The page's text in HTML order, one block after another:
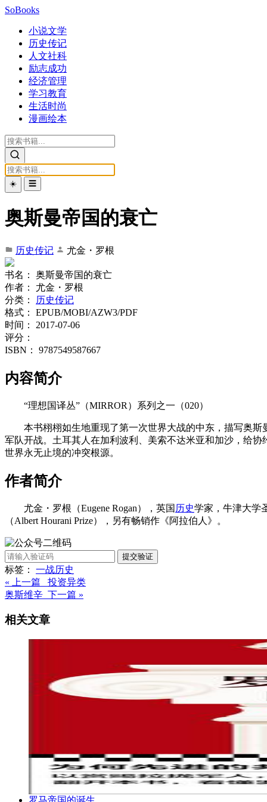
SoBooks
小说文学
历史传记
人文社科
励志成功
经济管理
学习教育
生活时尚
漫画绘本
☀️ ☰
奥斯曼帝国的衰亡
历史传记 尤金・罗根
书名：
奥斯曼帝国的衰亡
作者：
尤金・罗根
分类：
历史传记
格式：
EPUB/MOBI/AZW3/PDF
时间：
2017-07-06
评分：
ISBN：
9787549587667
内容简介
“理想国译丛”（MIRROR）系列之一（020）
本书栩栩如生地重现了第一次世界大战的中东，描写奥
军队开战。土耳其人在加利波利、美索不达米亚和加沙，给
世界永无止境的冲突根源。
作者简介
尤金・罗根（Eugene Rogan），英国 历史学家，牛津大学
（Albert Hourani Prize），另有畅销作《阿拉伯人》。
提交验证
标签： 一战历史
« 上一篇 投资异类
奥斯维辛 下一篇 »
相关文章
罗马帝国的诞生